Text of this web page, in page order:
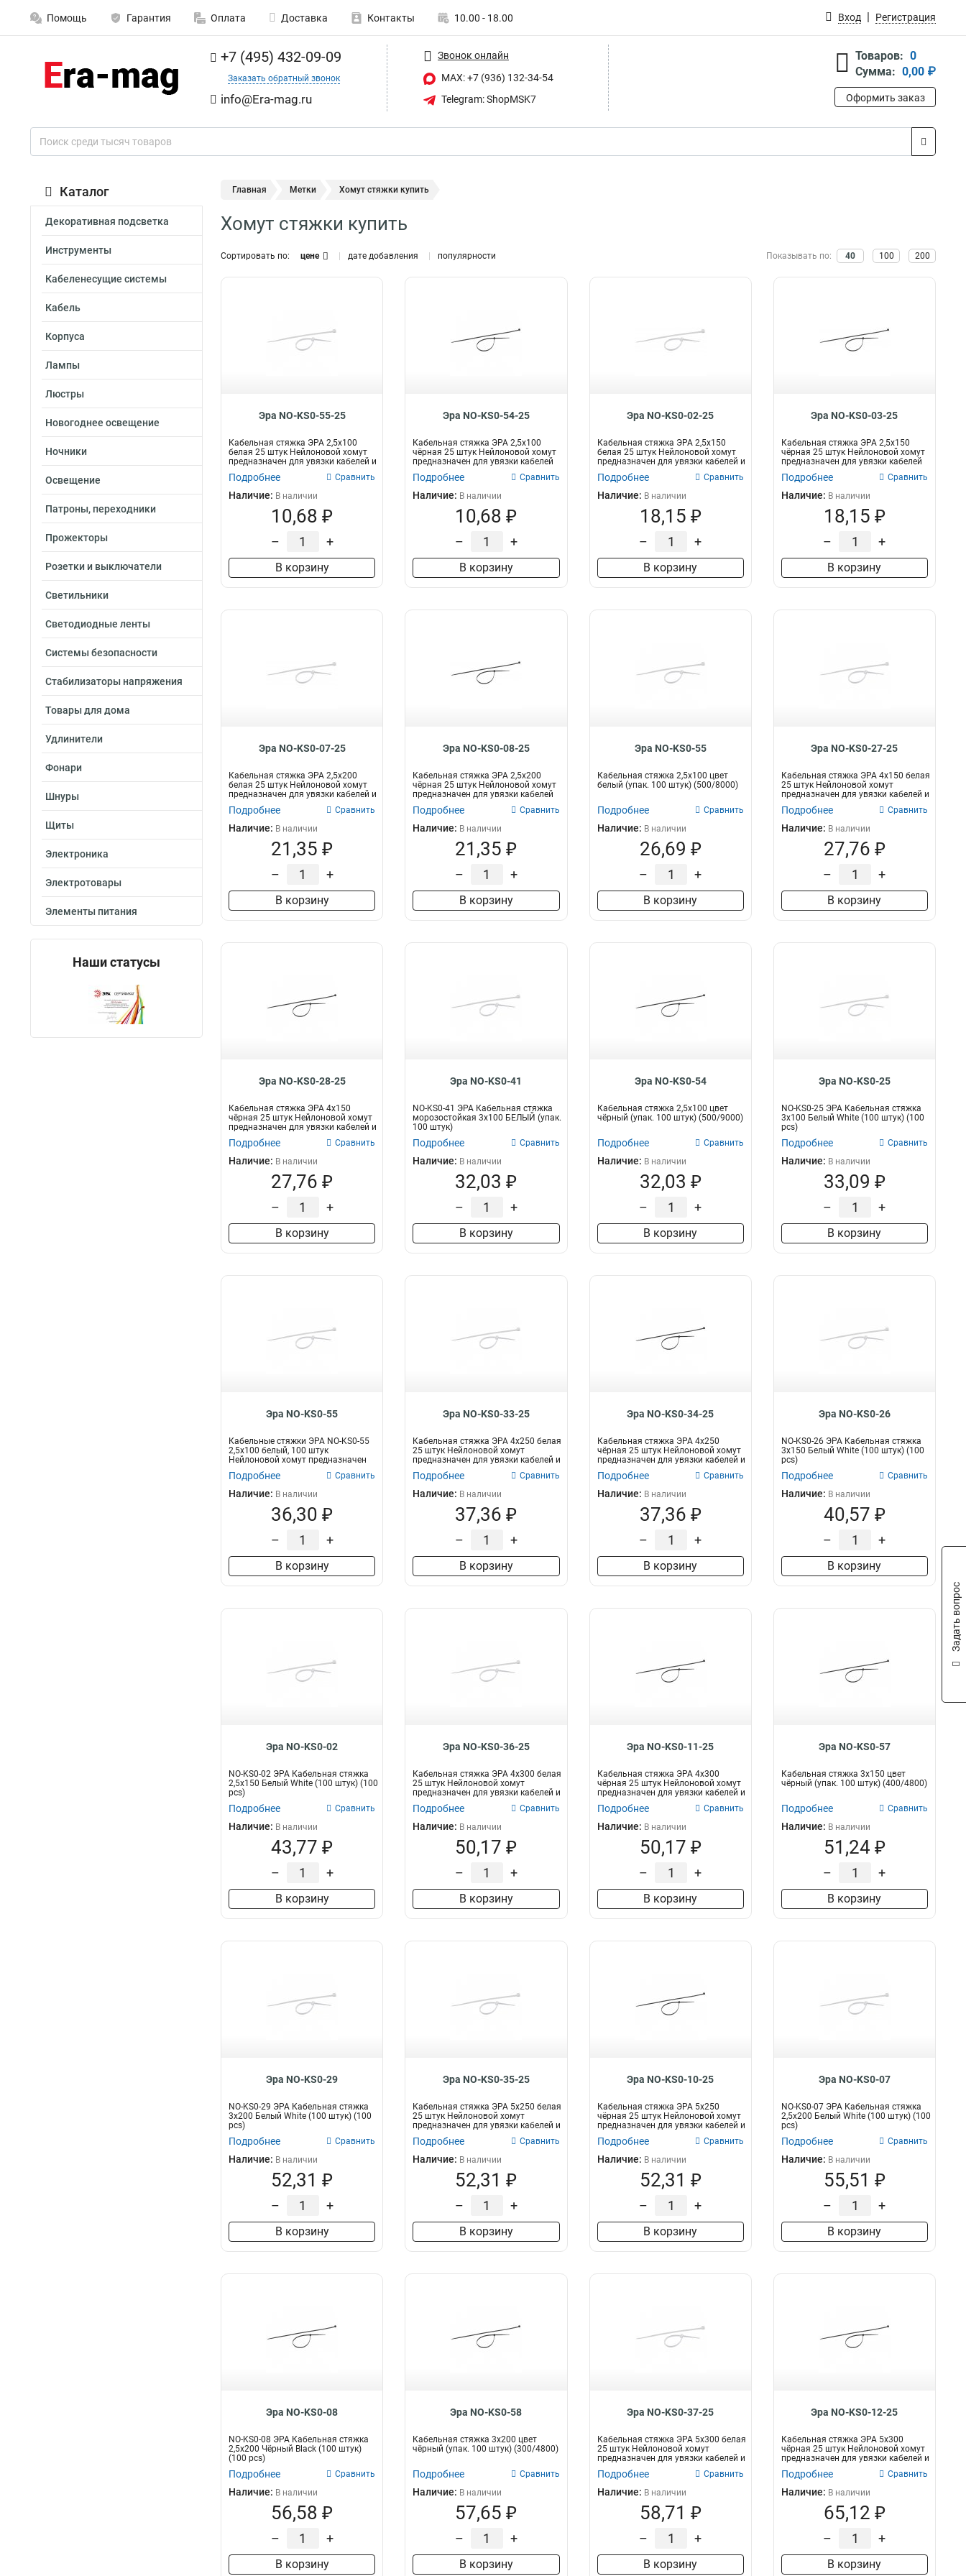
Помощь Гарантия Оплата Доставка Контакты 10.00 - 18.00 Вход Регистрация
+7 (495) 432-09-09
Заказать обратный звонок
info@Era-mag.ru
Звонок онлайн
MAX: +7 (936) 132-34-54
Telegram: ShopMSK7
Товаров: 0
Сумма: 0,00 ₽
Оформить заказ
Каталог
Декоративная подсветка
Инструменты
Кабеленесущие системы
Кабель
Корпуса
Лампы
Люстры
Новогоднее освещение
Ночники
Освещение
Патроны, переходники
Прожекторы
Розетки и выключатели
Светильники
Светодиодные ленты
Системы безопасности
Стабилизаторы напряжения
Товары для дома
Удлинители
Фонари
Шнуры
Щиты
Электроника
Электротовары
Элементы питания
Наши статусы
Главная Метки Хомут стяжки купить
Хомут стяжки купить
Сортировать по: цене дате добавления популярности Показывать по: 40 100 200
Эра NO-KS0-55-25
Кабельная стяжка ЭРА 2,5х100
белая 25 штук Нейлоновой хомут
предназначен для увязки кабелей и
Подробнее Сравнить
Наличие: В наличии
10,68 ₽
– +
В корзину
Эра NO-KS0-54-25
Кабельная стяжка ЭРА 2,5х100
чёрная 25 штук Нейлоновой хомут
предназначен для увязки кабелей
Подробнее Сравнить
Наличие: В наличии
10,68 ₽
– +
В корзину
Эра NO-KS0-02-25
Кабельная стяжка ЭРА 2,5х150
белая 25 штук Нейлоновой хомут
предназначен для увязки кабелей и
Подробнее Сравнить
Наличие: В наличии
18,15 ₽
– +
В корзину
Эра NO-KS0-03-25
Кабельная стяжка ЭРА 2,5х150
чёрная 25 штук Нейлоновой хомут
предназначен для увязки кабелей
Подробнее Сравнить
Наличие: В наличии
18,15 ₽
– +
В корзину
Эра NO-KS0-07-25
Кабельная стяжка ЭРА 2,5х200
белая 25 штук Нейлоновой хомут
предназначен для увязки кабелей и
Подробнее Сравнить
Наличие: В наличии
21,35 ₽
– +
В корзину
Эра NO-KS0-08-25
Кабельная стяжка ЭРА 2,5х200
чёрная 25 штук Нейлоновой хомут
предназначен для увязки кабелей
Подробнее Сравнить
Наличие: В наличии
21,35 ₽
– +
В корзину
Эра NO-KS0-55
Кабельная стяжка 2,5х100 цвет
белый (упак. 100 штук) (500/8000)
Подробнее Сравнить
Наличие: В наличии
26,69 ₽
– +
В корзину
Эра NO-KS0-27-25
Кабельная стяжка ЭРА 4х150 белая
25 штук Нейлоновой хомут
предназначен для увязки кабелей и
Подробнее Сравнить
Наличие: В наличии
27,76 ₽
– +
В корзину
Эра NO-KS0-28-25
Кабельная стяжка ЭРА 4х150
чёрная 25 штук Нейлоновой хомут
предназначен для увязки кабелей и
Подробнее Сравнить
Наличие: В наличии
27,76 ₽
– +
В корзину
Эра NO-KS0-41
NO-KS0-41 ЭРА Кабельная стяжка
морозостойкая 3x100 БЕЛЫЙ (упак.
100 штук)
Подробнее Сравнить
Наличие: В наличии
32,03 ₽
– +
В корзину
Эра NO-KS0-54
Кабельная стяжка 2,5х100 цвет
чёрный (упак. 100 штук) (500/9000)
Подробнее Сравнить
Наличие: В наличии
32,03 ₽
– +
В корзину
Эра NO-KS0-25
NO-KS0-25 ЭРА Кабельная стяжка
3х100 Белый White (100 штук) (100
pcs)
Подробнее Сравнить
Наличие: В наличии
33,09 ₽
– +
В корзину
Эра NO-KS0-55
Кабельные стяжки ЭРА NO-KS0-55
2,5х100 белый, 100 штук
Нейлоновой хомут предназначен
для увязки...
Подробнее Сравнить
Наличие: В наличии
36,30 ₽
– +
В корзину
Эра NO-KS0-33-25
Кабельная стяжка ЭРА 4x250 белая
25 штук Нейлоновой хомут
предназначен для увязки кабелей и
Подробнее Сравнить
Наличие: В наличии
37,36 ₽
– +
В корзину
Эра NO-KS0-34-25
Кабельная стяжка ЭРА 4x250
чёрная 25 штук Нейлоновой хомут
предназначен для увязки кабелей и
Подробнее Сравнить
Наличие: В наличии
37,36 ₽
– +
В корзину
Эра NO-KS0-26
NO-KS0-26 ЭРА Кабельная стяжка
3х150 Белый White (100 штук) (100
pcs)
Подробнее Сравнить
Наличие: В наличии
40,57 ₽
– +
В корзину
Эра NO-KS0-02
NO-KS0-02 ЭРА Кабельная стяжка
2,5х150 Белый White (100 штук) (100
pcs)
Подробнее Сравнить
Наличие: В наличии
43,77 ₽
– +
В корзину
Эра NO-KS0-36-25
Кабельная стяжка ЭРА 4x300 белая
25 штук Нейлоновой хомут
предназначен для увязки кабелей и
Подробнее Сравнить
Наличие: В наличии
50,17 ₽
– +
В корзину
Эра NO-KS0-11-25
Кабельная стяжка ЭРА 4x300
чёрная 25 штук Нейлоновой хомут
предназначен для увязки кабелей и
Подробнее Сравнить
Наличие: В наличии
50,17 ₽
– +
В корзину
Эра NO-KS0-57
Кабельная стяжка 3х150 цвет
чёрный (упак. 100 штук) (400/4800)
Подробнее Сравнить
Наличие: В наличии
51,24 ₽
– +
В корзину
Эра NO-KS0-29
NO-KS0-29 ЭРА Кабельная стяжка
3x200 Белый White (100 штук) (100
pcs)
Подробнее Сравнить
Наличие: В наличии
52,31 ₽
– +
В корзину
Эра NO-KS0-35-25
Кабельная стяжка ЭРА 5x250 белая
25 штук Нейлоновой хомут
предназначен для увязки кабелей и
Подробнее Сравнить
Наличие: В наличии
52,31 ₽
– +
В корзину
Эра NO-KS0-10-25
Кабельная стяжка ЭРА 5x250
чёрная 25 штук Нейлоновой хомут
предназначен для увязки кабелей и
Подробнее Сравнить
Наличие: В наличии
52,31 ₽
– +
В корзину
Эра NO-KS0-07
NO-KS0-07 ЭРА Кабельная стяжка
2,5х200 Белый White (100 штук) (100
pcs)
Подробнее Сравнить
Наличие: В наличии
55,51 ₽
– +
В корзину
Эра NO-KS0-08
NO-KS0-08 ЭРА Кабельная стяжка
2,5х200 Чёрный Black (100 штук)
(100 pcs)
Подробнее Сравнить
Наличие: В наличии
56,58 ₽
– +
В корзину
Эра NO-KS0-58
Кабельная стяжка 3x200 цвет
чёрный (упак. 100 штук) (300/4800)
Подробнее Сравнить
Наличие: В наличии
57,65 ₽
– +
В корзину
Эра NO-KS0-37-25
Кабельная стяжка ЭРА 5x300 белая
25 штук Нейлоновой хомут
предназначен для увязки кабелей и
Подробнее Сравнить
Наличие: В наличии
58,71 ₽
– +
В корзину
Эра NO-KS0-12-25
Кабельная стяжка ЭРА 5x300
чёрная 25 штук Нейлоновой хомут
предназначен для увязки кабелей и
Подробнее Сравнить
Наличие: В наличии
65,12 ₽
– +
В корзину
Задать вопрос